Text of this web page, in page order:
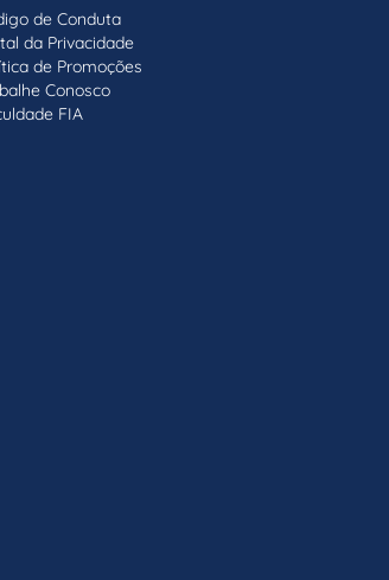
de Conduta
da Privacidade
de Promoções
Conosco
FIA